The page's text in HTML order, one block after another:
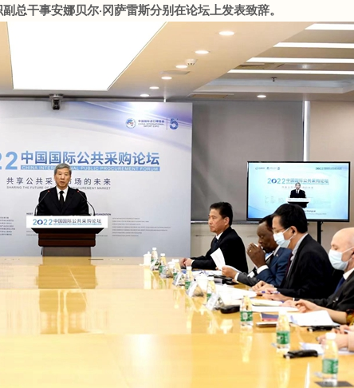
总干事安娜贝尔·冈萨雷斯分别在论坛上发表致辞。